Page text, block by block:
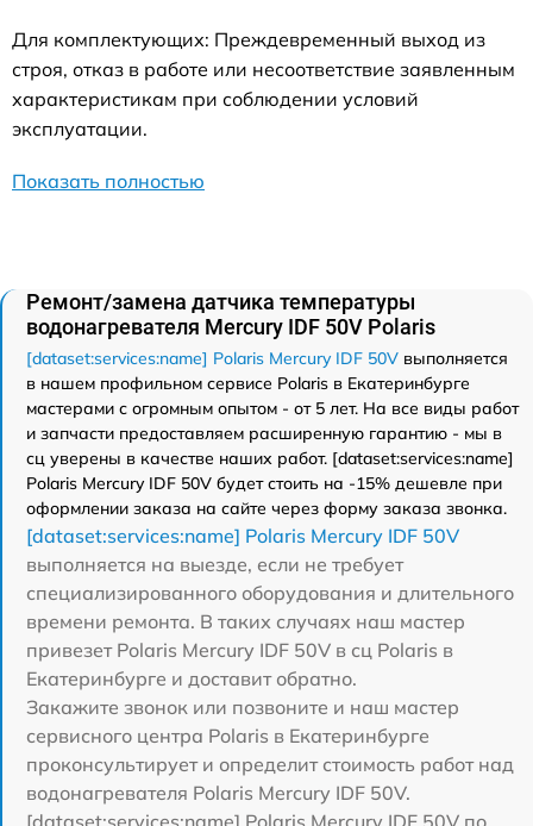
Для комплектующих: Преждевременный выход из
строя, отказ в работе или несоответствие заявленным
характеристикам при соблюдении условий
эксплуатации.
Показать полностью
Ремонт/замена датчика температуры
водонагревателя Mercury IDF 50V Polaris
[dataset:services:name] Polaris Mercury IDF 50V выполняется
в нашем профильном сервисе Polaris в Екатеринбурге
мастерами с огромным опытом - от 5 лет. На все виды работ
и запчасти предоставляем расширенную гарантию - мы в
сц уверены в качестве наших работ. [dataset:services:name]
Polaris Mercury IDF 50V будет стоить на -15% дешевле при
оформлении заказа на сайте через форму заказа звонка.
[dataset:services:name] Polaris Mercury IDF 50V
выполняется на выезде, если не требует
специализированного оборудования и длительного
времени ремонта. В таких случаях наш мастер
привезет Polaris Mercury IDF 50V в сц Polaris в
Екатеринбурге и доставит обратно.
Закажите звонок или позвоните и наш мастер
сервисного центра Polaris в Екатеринбурге
проконсультирует и определит стоимость работ над
водонагревателя Polaris Mercury IDF 50V.
[dataset:services:name] Polaris Mercury IDF 50V по